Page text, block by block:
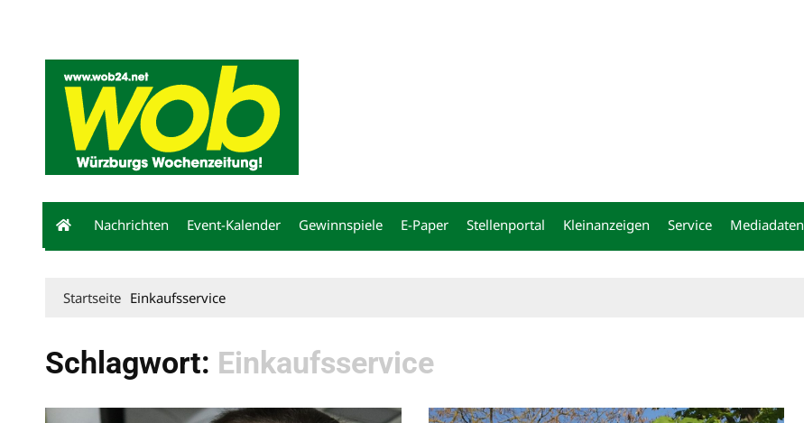
Nachrichten Event-Kalender Gewinnspiele E-Paper Stellenportal Kleinanzeigen Service Mediadaten
Startseite Einkaufsservice
Schlagwort: Einkaufsservice